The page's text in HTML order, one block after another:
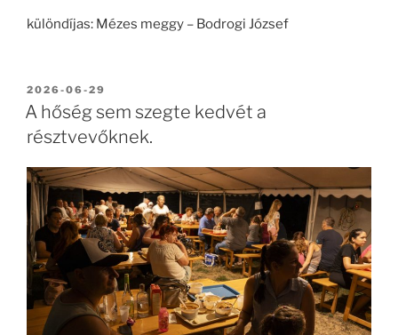
különdíjas: Mézes meggy – Bodrogi József
BEKÜLDVE:
2026-06-29
A hőség sem szegte kedvét a
résztvevőknek.